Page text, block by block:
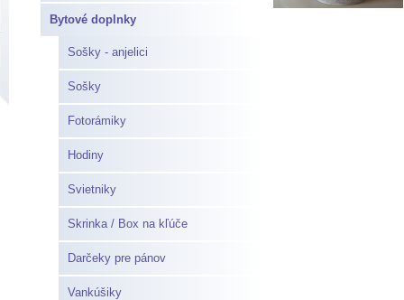
Bytové doplnky
Sošky - anjelici
Sošky
Fotorámiky
Hodiny
Svietniky
Skrinka / Box na kľúče
Darčeky pre pánov
Vankúšiky